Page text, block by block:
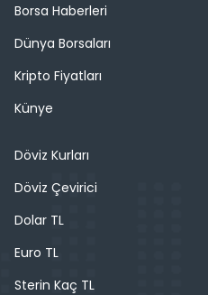
Borsa Haberleri
Dünya Borsaları
Kripto Fiyatları
Künye
Döviz Kurları
Döviz Çevirici
Dolar TL
Euro TL
Sterin Kaç TL